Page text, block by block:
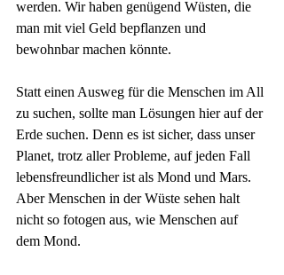
werden. Wir haben genügend Wüsten, die
man mit viel Geld bepflanzen und
bewohnbar machen könnte.
Statt einen Ausweg für die Menschen im All
zu suchen, sollte man Lösungen hier auf der
Erde suchen. Denn es ist sicher, dass unser
Planet, trotz aller Probleme, auf jeden Fall
lebensfreundlicher ist als Mond und Mars.
Aber Menschen in der Wüste sehen halt
nicht so fotogen aus, wie Menschen auf
dem Mond.